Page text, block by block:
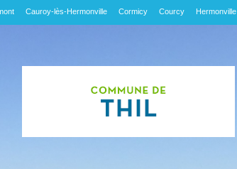
Cauroy-lès-Hermonville Cormicy Courcy Hermonville